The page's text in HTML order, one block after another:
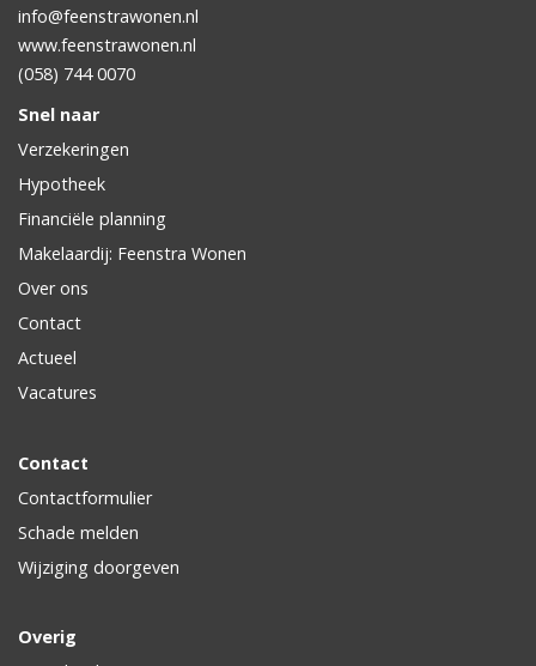
info@feenstrawonen.nl
www.feenstrawonen.nl
(058) 744 0070
Snel naar
Verzekeringen
Hypotheek
Financiële planning
Makelaardij: Feenstra Wonen
Over ons
Contact
Actueel
Vacatures
Contact
Contactformulier
Schade melden
Wijziging doorgeven
Overig